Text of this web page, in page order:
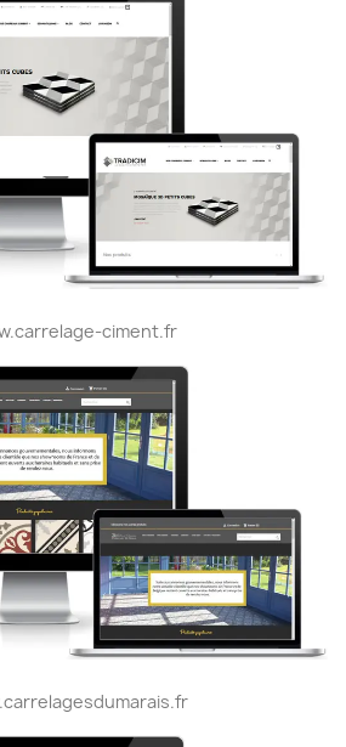
ciment.fr